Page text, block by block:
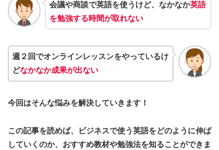
会議や商談で英語を使うけど、なかなか英語
を勉強する時間が取れない
週２回でオンラインレッスンをやっているけ
どなかなか成果が出ない
今回はそんな悩みを解決していきます！
この記事を読めば、ビジネスで使う英語をどのように伸ば
していくのか、おすすめ教材や勉強法を知ることができま